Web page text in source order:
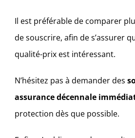
Il est préférable de comparer
de souscrire, afin de s’assurer
qualité-prix est intéressant.
N’hésitez pas à demander des
assurance décennale
protection dès que possible.